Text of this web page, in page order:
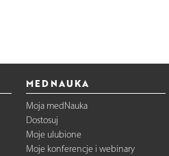
MEDNAUKA
Moja medNauka
Dostosuj
Moje ulubione
Moje konferencje i webinary